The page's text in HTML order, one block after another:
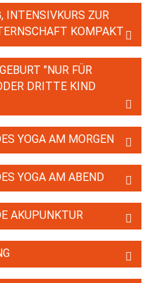
INTENSIVKURS ZUR
KOMPAKT
"NUR FÜR
DRITTE KIND
YOGA AM MORGEN
YOGA AM ABEND
AKUPUNKTUR